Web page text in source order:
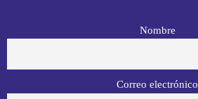
Nombre
Correo electrónico